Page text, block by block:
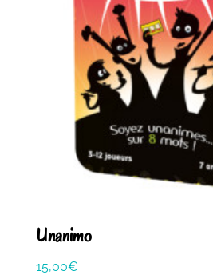
Unanimo
15,00€